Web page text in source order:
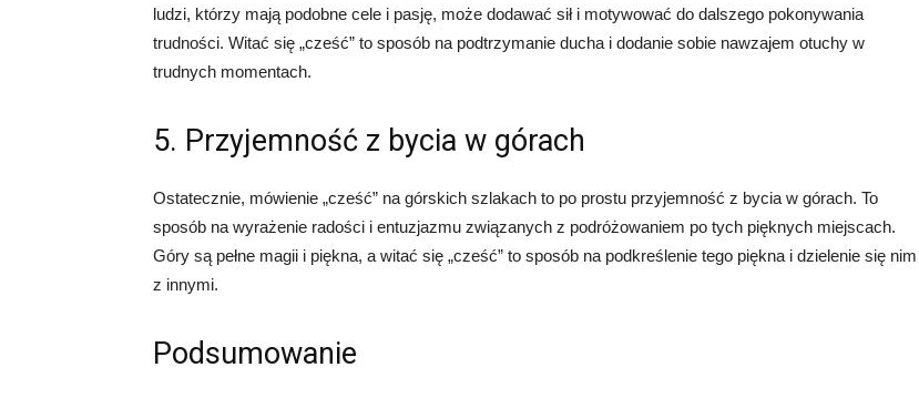
ludzi, którzy mają podobne cele i pasję, może dodawać sił i motywować do dalszego pokonywania
trudności. Witać się „cześć” to sposób na podtrzymanie ducha i dodanie sobie nawzajem otuchy w
trudnych momentach.
5. Przyjemność z bycia w górach
Ostatecznie, mówienie „cześć” na górskich szlakach to po prostu przyjemność z bycia w górach. To
sposób na wyrażenie radości i entuzjazmu związanych z podróżowaniem po tych pięknych miejscach.
Góry są pełne magii i piękna, a witać się „cześć” to sposób na podkreślenie tego piękna i dzielenie się nim
z innymi.
Podsumowanie